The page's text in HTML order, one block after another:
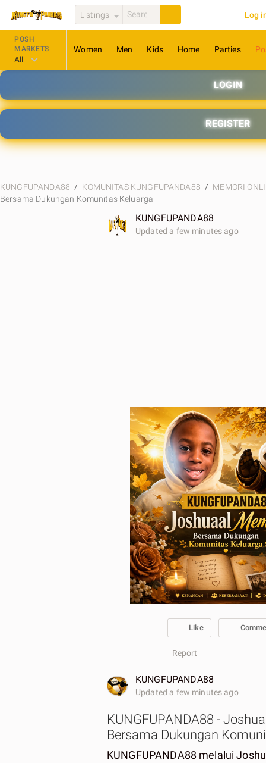
Listings Log
POSH
MARKETS
All
Women Men Kids Home Parties
LOGIN
REGISTER
KUNGFUPANDA88 KOMUNITAS KUNGFUPANDA88
MEMORI
Bersama Dukungan Komunitas Keluarga
KUNGFUPANDA88
Updated a few minutes ago
Like
Report
KUNGFUPANDA88
Updated a few minutes ago
KUNGFUPANDA88 -
Bersama Dukungan
KUNGFUPANDA88 melalui